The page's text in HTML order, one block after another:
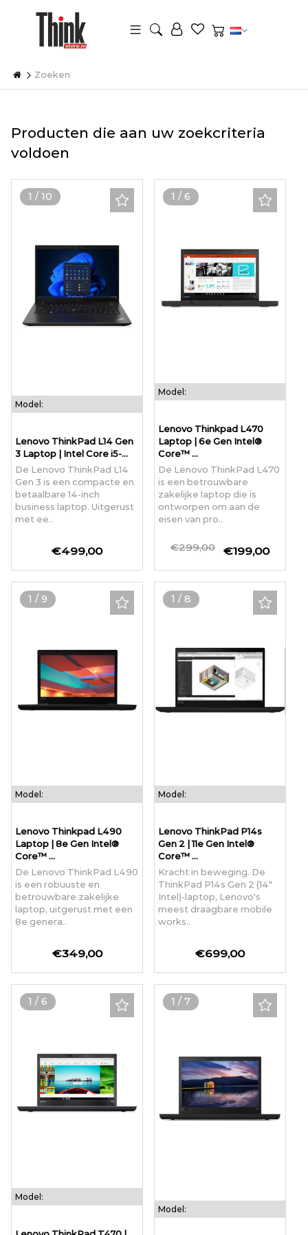
Zoeken
Producten die aan uw zoekcriteria
voldoen
1 / 10
Model:
Lenovo ThinkPad L14 Gen
3 Laptop | Intel Core i5-...
De Lenovo ThinkPad L14
Gen 3 is een compacte en
betaalbare 14-inch
business laptop. Uitgerust
met ee..
€499,00
1 / 6
Model:
Lenovo Thinkpad L470
Laptop | 6e Gen Intel®
Core™ ...
De Lenovo ThinkPad L470
is een betrouwbare
zakelijke laptop die is
ontworpen om aan de
eisen van pro..
€299,00 €199,00
1 / 9
Model:
Lenovo Thinkpad L490
Laptop | 8e Gen Intel®
Core™ ...
De Lenovo ThinkPad L490
is een robuuste en
betrouwbare zakelijke
laptop, uitgerust met een
8e genera..
€349,00
1 / 8
Model:
Lenovo ThinkPad P14s
Gen 2 | 11e Gen Intel®
Core™ ...
Kracht in beweging. De
ThinkPad P14s Gen 2 (14"
Intel)-laptop, Lenovo's
meest draagbare mobile
works..
€699,00
1 / 6
Model:
1 / 7
Model: